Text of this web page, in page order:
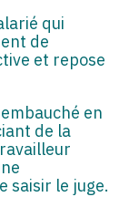
qui
de
et repose
en
de la
saisir le juge.